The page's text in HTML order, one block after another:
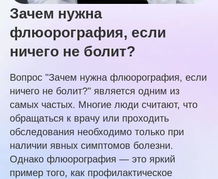
Зачем нужна
флюорография, если
ничего не болит?
Вопрос "Зачем нужна флюорография, если
ничего не болит?" является одним из
самых частых. Многие люди считают, что
обращаться к врачу или проходить
обследования необходимо только при
наличии явных симптомов болезни.
Однако флюорография — это яркий
пример того, как профилактическое